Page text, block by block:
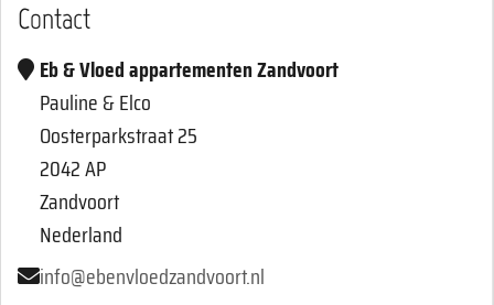
Contact
Eb & Vloed appartementen Zandvoort
Pauline & Elco
Oosterparkstraat 25
2042 AP
Zandvoort
Nederland
info@ebenvloedzandvoort.nl